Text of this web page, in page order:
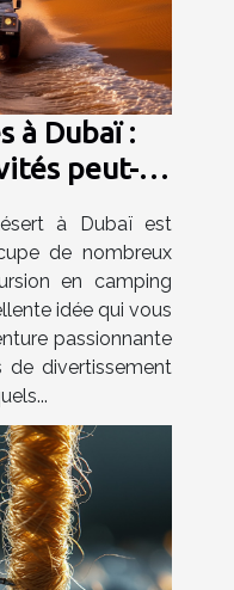
à Dubaï :
peut-on
à Dubaï est
de nombreux
en camping
idée qui vous
passionnante
de divertissement